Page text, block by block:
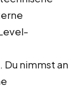
Du nimmst an